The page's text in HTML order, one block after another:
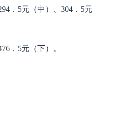
．5元（中）、304．5元
．5元（下）。